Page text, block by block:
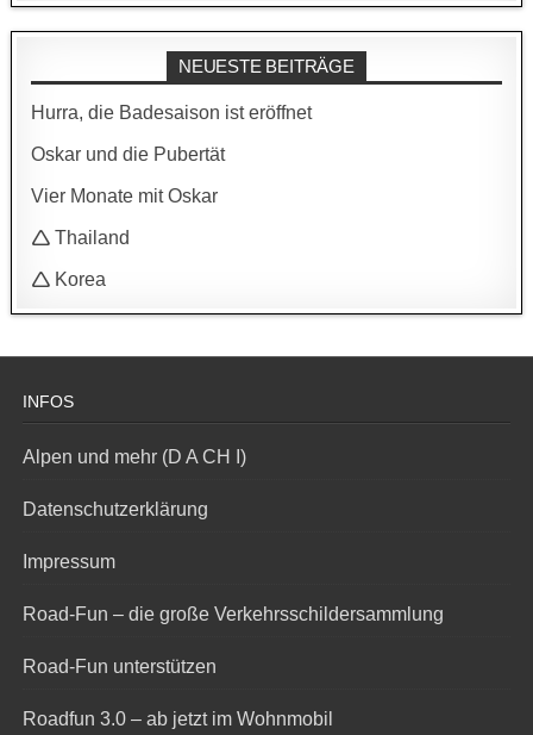
NEUESTE BEITRÄGE
Hurra, die Badesaison ist eröffnet
Oskar und die Pubertät
Vier Monate mit Oskar
🛆 Thailand
🛆 Korea
INFOS
Alpen und mehr (D A CH I)
Datenschutzerklärung
Impressum
Road-Fun – die große Verkehrsschildersammlung
Road-Fun unterstützen
Roadfun 3.0 – ab jetzt im Wohnmobil